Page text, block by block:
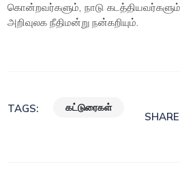
கொன்றவர்களும், நாடு
அறிவுலக நீதிமன்று நன்கறியும்.
TAGS: கட்டுரைகள்